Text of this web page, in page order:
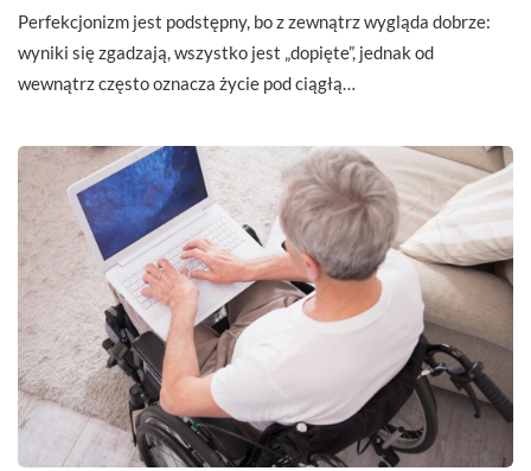
Perfekcjonizm jest podstępny, bo z zewnątrz wygląda dobrze:
wyniki się zgadzają, wszystko jest „dopięte”, jednak od
wewnątrz często oznacza życie pod ciągłą…